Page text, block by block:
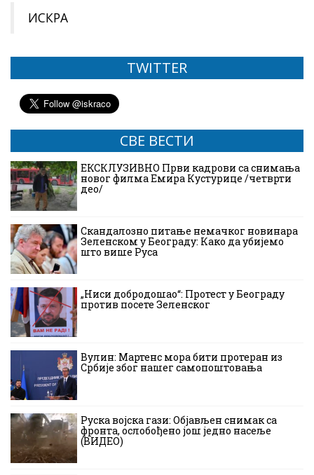
ИСКРА
TWITTER
СВЕ ВЕСТИ
ЕКСКЛУЗИВНО Први кадрови са снимања
новог филма Емира Кустурице /четврти
део/
Скандалозно питање немачког новинара
Зеленском у Београду: Како да убијемо
што више Руса
„Ниси добродошао“: Протест у Београду
против посете Зеленског
Вулин: Мартенс мора бити протеран из
Србије због нашег самопоштовања
Руска војска гази: Објављен снимак са
фронта, ослобођено још једно насеље
(ВИДЕО)